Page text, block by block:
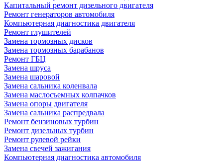
Капитальный ремонт дизельного двигателя
Ремонт генераторов автомобиля
Компьютерная диагностика двигателя
Ремонт глушителей
Замена тормозных дисков
Замена тормозных барабанов
Ремонт ГБЦ
Замена шруса
Замена шаровой
Замена сальника коленвала
Замена маслосъемных колпачков
Замена опоры двигателя
Замена сальника распредвала
Ремонт бензиновых турбин
Ремонт дизельных турбин
Ремонт рулевой рейки
Замена свечей зажигания
Компьютерная диагностика автомобиля